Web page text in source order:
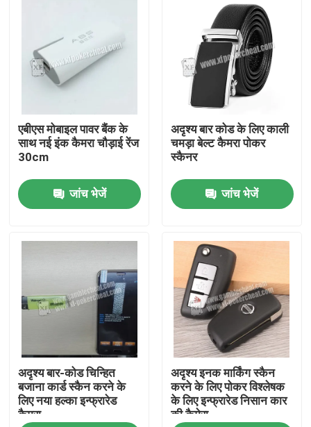
उत्पाद
वीडियो
हमारे बारे में
कारखाने का दौरा
गुणवत्ता नियंत्रण
हमसे संपर्क करें
बोली मांगें
अदृश्य बजाना कार्ड
एबीएस मोबाइल पावर बैंक के
साथ नई इंक कैमरा चौड़ाई रेंज
30cm
जांच भेजें
अदृश्य बार कोड के लिए काली
चमड़ा बेल्ट कैमरा पोकर
स्कैनर
जांच भेजें
अदृश्य बार-कोड चिन्हित
बजाना कार्ड स्कैन करने के
लिए नया हल्का इन्फ्रारेड
कैमरा
अदृश्य इनक मार्किंग स्कैन
करने के लिए पोकर विश्लेषक
के लिए इन्फ्रारेड निसान कार
की कैमेरा